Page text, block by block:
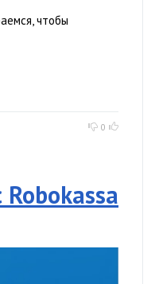
чтобы
0